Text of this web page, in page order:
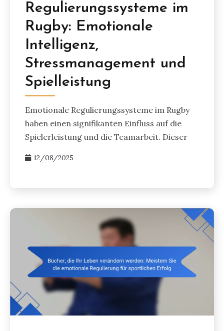
Regulierungssysteme im
Rugby: Emotionale
Intelligenz,
Stressmanagement und
Spielleistung
Emotionale Regulierungssysteme im Rugby
haben einen signifikanten Einfluss auf die
Spielerleistung und die Teamarbeit. Dieser
12/08/2025